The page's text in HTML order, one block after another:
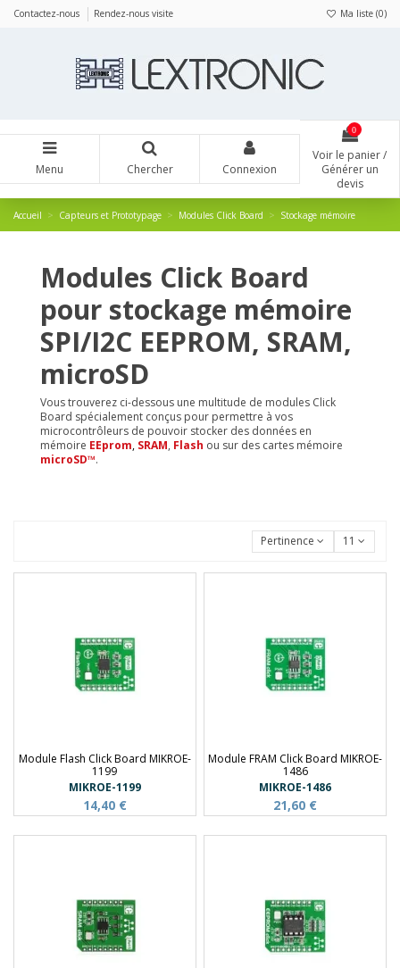
Contactez-nous Rendez-nous visite Ma liste (0)
Menu Chercher Connexion
0
Voir le panier /
Générer un
devis
Accueil Capteurs et Prototypage Modules Click Board Stockage mémoire
Modules Click Board
pour stockage mémoire
SPI/I2C EEPROM, SRAM,
microSD
Vous trouverez ci-dessous une multitude de modules Click
Board spécialement conçus pour permettre à vos
microcontrôleurs de pouvoir stocker des données en
mémoire EEprom, SRAM, Flash ou sur des cartes mémoire
microSD™.
Pertinence 11
Module Flash Click Board MIKROE-
1199
MIKROE-1199
14,40 €
Module FRAM Click Board MIKROE-
1486
MIKROE-1486
21,60 €
Panneau de gestion des cookies